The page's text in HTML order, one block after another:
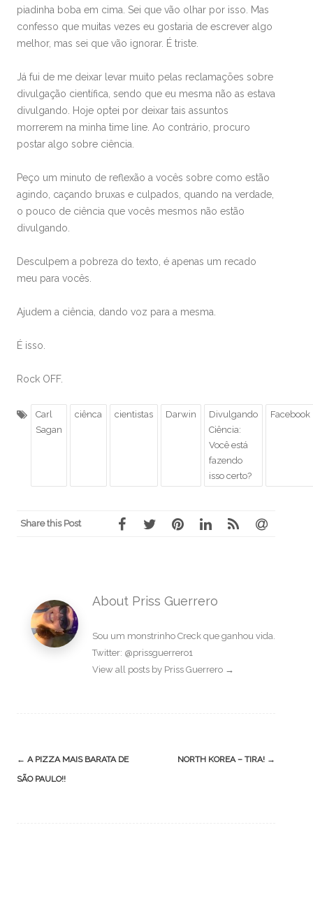
piadinha boba em cima. Sei que vão olhar por isso. Mas
confesso que muitas vezes eu gostaria de escrever algo
melhor, mas sei que vão ignorar. É triste.
Já fui de me deixar levar muito pelas reclamações sobre
divulgação científica, sendo que eu mesma não as estava
divulgando. Hoje optei por deixar tais assuntos
morrerem na minha time line. Ao contrário, procuro
postar algo sobre ciência.
Peço um minuto de reflexão a vocês sobre como estão
agindo, caçando bruxas e culpados, quando na verdade,
o pouco de ciência que vocês mesmos não estão
divulgando.
Desculpem a pobreza do texto, é apenas um recado
meu para vocês.
Ajudem a ciência, dando voz para a mesma.
É isso.
Rock OFF.
Carl
Sagan
ciênca cientistas Darwin
Divulgando
Ciência:
Você está
fazendo
isso certo?
Facebook
Share this Post
About Priss Guerrero
Sou um monstrinho Creck que ganhou vida.
Twitter: @prissguerrero1
View all posts by Priss Guerrero →
Post
navigation
← A PIZZA MAIS BARATA DE
SÃO PAULO!!
NORTH KOREA – TIRA! →